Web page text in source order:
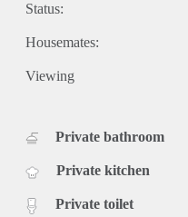
Status:
Housemates:
Viewing
Private bathroom
Private kitchen
Private toilet